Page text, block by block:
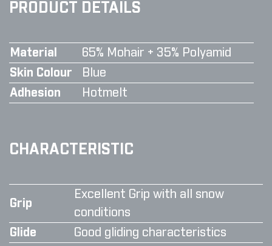
PRODUCT DETAILS
Material
65% Mohair + 35% Polyamid
Skin Colour
Blue
Adhesion
Hotmelt
CHARACTERISTIC
Grip
Excellent Grip with all snow
conditions
Glide
Good gliding characteristics